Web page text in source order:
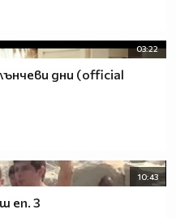
03:22
дни (official
10:43
еп. 3